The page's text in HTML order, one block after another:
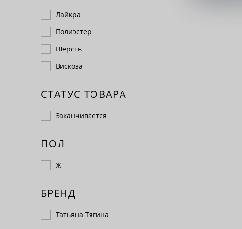
Лайкра
Полиэстер
Шерсть
Вискоза
СТАТУС ТОВАРА
Заканчивается
ПОЛ
Ж
БРЕНД
Татьяна Тягина